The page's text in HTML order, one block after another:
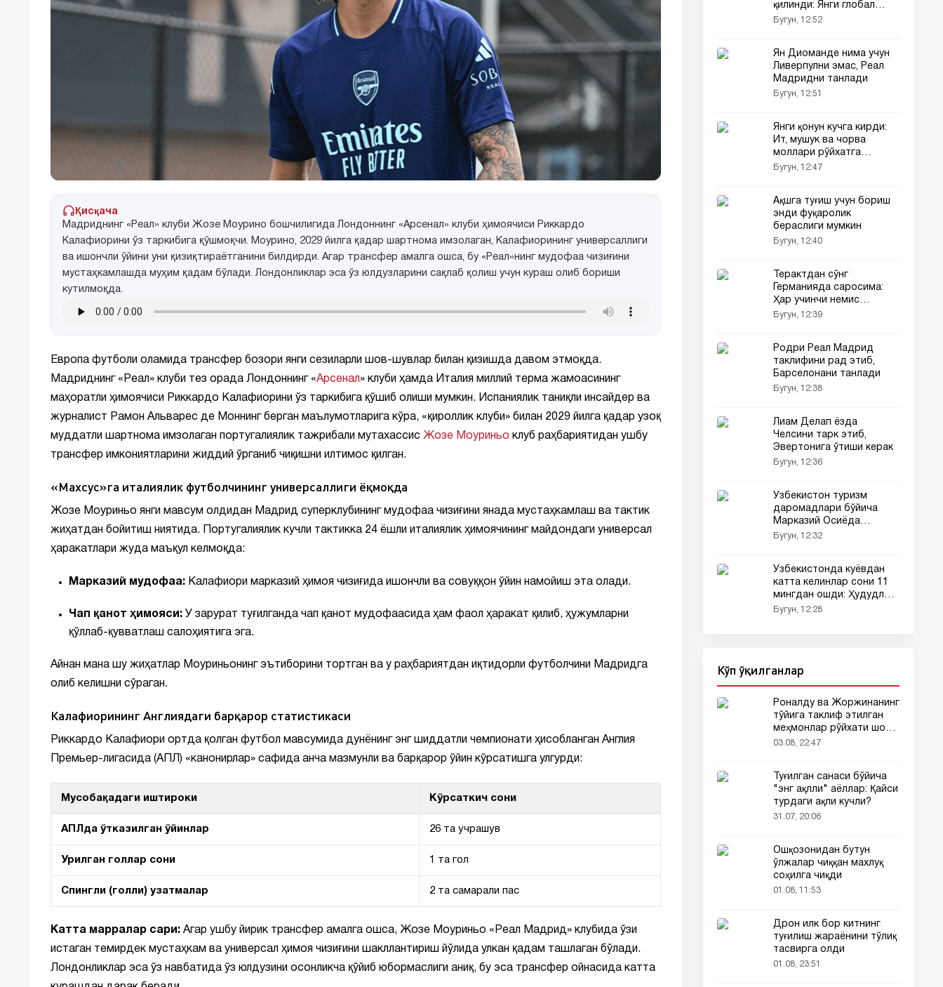
Қисқача
Мадриднинг «Реал» клуби Жозе Моурино бошчилигида Лондоннинг «Арсенал» клуби ҳимоячиси Риккардо
Калафиорини ўз таркибига қўшмоқчи. Моурино, 2029 йилга қадар шартнома имзолаган, Калафиорининг универсаллиги
ва ишончли ўйини уни қизиқтираётганини билдирди. Агар трансфер амалга ошса, бу «Реал»нинг мудофаа чизиғини
мустаҳкамлашда муҳим қадам бўлади. Лондонликлар эса ўз юлдузларини сақлаб қолиш учун кураш олиб бориши
кутилмоқда.
Европа футболи оламида трансфер бозори янги сезиларли шов-шувлар билан қизишда давом этмоқда.
Мадриднинг «Реал» клуби тез орада Лондоннинг «Арсенал » клуби ҳамда Италия миллий терма жамоасининг
маҳоратли ҳимоячиси Риккардо Калафиорини ўз таркибига қўшиб олиши мумкин. Испаниялик таниқли инсайдер ва
журналист Рамон Альварес де Моннинг берган маълумотларига кўра, «қироллик клуби» билан 2029 йилга қадар узоқ
муддатли шартнома имзолаган португалиялик тажрибали мутахассис Жозе Моуриньо клуб раҳбариятидан ушбу
трансфер имкониятларини жиддий ўрганиб чиқишни илтимос қилган.
«Махсус»га италиялик футболчининг универсаллиги ёқмоқда
Жозе Моуриньо янги мавсум олдидан Мадрид суперклубининг мудофаа чизиғини янада мустаҳкамлаш ва тактик
жиҳатдан бойитиш ниятида. Португалиялик кучли тактикка 24 ёшли италиялик ҳимоячининг майдондаги универсал
ҳаракатлари жуда маъқул келмоқда:
Марказий мудофаа: Калафиори марказий ҳимоя чизиғида ишончли ва совуққон ўйин намойиш эта олади.
Чап қанот ҳимояси: У зарурат туғилганда чап қанот мудофаасида ҳам фаол ҳаракат қилиб, ҳужумларни
қўллаб-қувватлаш салоҳиятига эга.
Айнан мана шу жиҳатлар Моуриньонинг эътиборини тортган ва у раҳбариятдан иқтидорли футболчини Мадридга
олиб келишни сўраган.
Калафиорининг Англиядаги барқарор статистикаси
Риккардо Калафиори ортда қолган футбол мавсумида дунёнинг энг шиддатли чемпионати ҳисобланган Англия
Премьер-лигасида (АПЛ) «канонирлар» сафида анча мазмунли ва барқарор ўйин кўрсатишга улгурди:
Мусобақадаги иштироки Кўрсаткич сони
АПЛда ўтказилган ўйинлар 26 та учрашув
Урилган голлар сони 1 та гол
Спингли (голли) узатмалар 2 та самарали пас
Катта марралар сари: Агар ушбу йирик трансфер амалга ошса, Жозе Моуриньо «Реал Мадрид» клубида ўзи
истаган темирдек мустаҳкам ва универсал ҳимоя чизиғини шакллантириш йўлида улкан қадам ташлаган бўлади.
Лондонликлар эса ўз навбатида ўз юлдузини осонликча қўйиб юбормаслиги аниқ, бу эса трансфер ойнасида катта
қилинди: Янги глобал
рейтинг...
Бугун, 12:52
Ян Диоманде нима учун
Ливерпулни эмас, Реал
Мадридни танлади
Бугун, 12:51
Янги қонун кучга кирди:
Ит, мушук ва чорва
моллари рўйхатга
олинади
Бугун, 12:47
Ақшга туғиш учун бориш
энди фуқаролик
бераслиги мумкин
Бугун, 12:40
Терактдан сўнг
Германияда саросима:
Ҳар учинчи немис
қўрқувда яшамоқда
Бугун, 12:39
Родри Реал Мадрид
таклифини рад этиб,
Барселонани танлади
Бугун, 12:38
Лиам Делап ёзда
Челсини тарк этиб,
Эвертонига ўтиши керак
Бугун, 12:36
Ўзбекистон туризм
даромадлари бўйича
Марказий Осиёда
етакчига айланди
Бугун, 12:32
Ўзбекистонда куёвдан
катта келинлар сони 11
мингдан ошди: Ҳудудлар
рейтинги
Бугун, 12:28
Кўп ўқилганлар
Роналду ва Жоржинанинг
тўйига таклиф этилган
меҳмонлар рўйхати шов-
шувда
03.08, 22:47
Туғилган санаси бўйича
"энг ақлли" аёллар: Қайси
турдаги ақли кучли?
31.07, 20:06
Ошқозонидан бутун
ўлжалар чиққан махлуқ
соҳилга чиқди
01.08, 11:53
Дрон илк бор китнинг
туғилиш жараёнини тўлиқ
тасвирга олди
01.08, 23:51